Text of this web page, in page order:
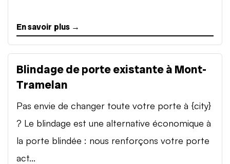
En savoir plus →
Blindage de porte existante à Mont-
Tramelan
Pas envie de changer toute votre porte à {city}
? Le blindage est une alternative économique à
la porte blindée : nous renforçons votre porte
act...